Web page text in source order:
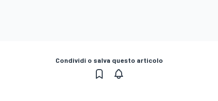
Condividi o salva questo articolo